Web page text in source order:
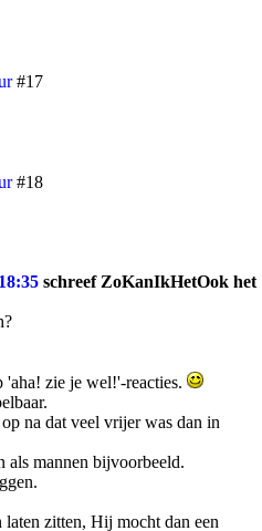
#17
#18
schreef ZoKanIkHetOok het
zie je wel!'-reacties.
na dat veel vrijer was dan in
als mannen bijvoorbeeld.
zitten, Hij mocht dan een